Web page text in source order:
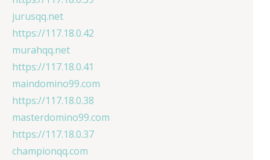
jurusqq.net
https://117.18.0.42
murahqq.net
https://117.18.0.41
maindomino99.com
https://117.18.0.38
masterdomino99.com
https://117.18.0.37
championqq.com